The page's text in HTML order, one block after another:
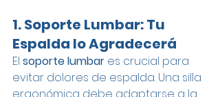
1. Soporte Lumbar: Tu
Espalda lo Agradecerá
El soporte lumbar es crucial para
evitar dolores de espalda. Una silla